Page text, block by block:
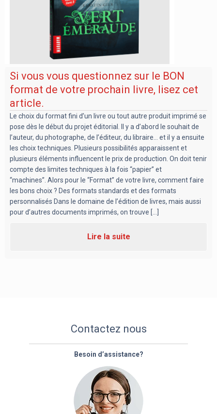
Si vous vous questionnez sur le BON
format de votre prochain livre, lisez cet
article.
Le choix du format fini d’un livre ou tout autre produit imprimé se
pose dès le début du projet éditorial. Il y a d’abord le souhait de
l’auteur, du photographe, de l’éditeur, du libraire… et il y a ensuite
les choix techniques. Plusieurs possibilités apparaissent et
plusieurs éléments influencent le prix de production. On doit tenir
compte des limites techniques à la fois “papier” et
“machines”. Alors pour le “Format” de votre livre, comment faire
les bons choix ? Des formats standards et des formats
personnalisés Dans le domaine de l’édition de livres, mais aussi
pour d’autres documents imprimés, on trouve [...]
Lire la suite
Contactez nous
Besoin d’assistance?